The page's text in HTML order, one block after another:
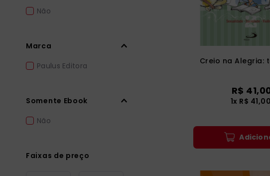
Não
Marca
Paulus Editora
Somente Ebook
Não
Faixas de preço
Creio na Alegria:
R$ 41,
1x R$ 41,00